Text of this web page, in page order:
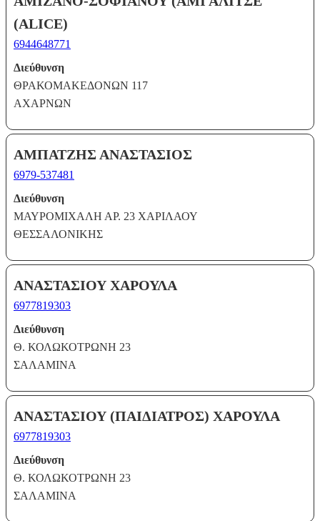
(ΑLICE)
6944648771
Διεύθυνση
ΘΡΑΚΟΜΑΚΕΔΟΝΩΝ 117
ΑΧΑΡΝΩΝ
ΑΜΠΑΤΖΗΣ ΑΝΑΣΤΑΣΙΟΣ
6979-537481
Διεύθυνση
ΜΑΥΡΟΜΙΧΑΛΗ ΑΡ. 23 ΧΑΡΙΛΑΟΥ
ΘΕΣΣΑΛΟΝΙΚΗΣ
ΑΝΑΣΤΑΣΙΟΥ ΧΑΡΟΥΛΑ
6977819303
Διεύθυνση
Θ. ΚΟΛΩΚΟΤΡΩΝΗ 23
ΣΑΛΑΜΙΝΑ
ΑΝΑΣΤΑΣΙΟΥ (ΠΑΙΔΙΑΤΡΟΣ) ΧΑΡΟΥΛΑ
6977819303
Διεύθυνση
Θ. ΚΟΛΩΚΟΤΡΩΝΗ 23
ΣΑΛΑΜΙΝΑ